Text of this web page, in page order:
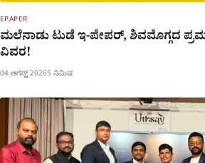
EPAPER
ಮಲೆನಾಡು ಟುಡೆ ಇ-ಪೇಪರ್, ಶಿವಮೊಗ್ಗದ
ವಿವರ!
04 ಆಗಸ್ಟ್ 20265 ನಿಮಿಷ